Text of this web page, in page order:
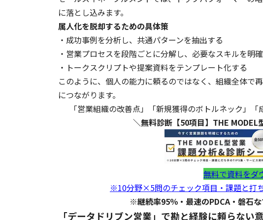
に落とし込みます。
属人化を脱却するための具体策
・成功事例を分析し、共通パターンを抽出する
・営業プロセスを段階ごとに分解し、必要なスキルを明
・トークスクリプトや提案資料をテンプレート化する
このように、個人の能力に頼るのではなく、組織全体で
につながります。
「営業組織の改善点」「新規獲得のボトルネック」
＼無料診断【50項目】THE
無料で資料をダ
※10分野×5問のチェック項目・課題と打
※継続率95％・最速のPDCA・磐石
「データドリブン営業」で勘と経験に頼らない